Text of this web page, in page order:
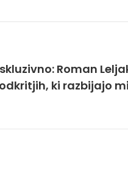
Roman
odkritjih, ki razbijajo